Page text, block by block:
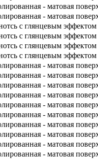
- матовая
- матовая
с глянцевым эффектом
с глянцевым эффектом
с глянцевым эффектом
с глянцевым эффектом
- матовая
- матовая
- матовая
- матовая
- матовая
- матовая
- матовая
- матовая
- матовая
- матовая